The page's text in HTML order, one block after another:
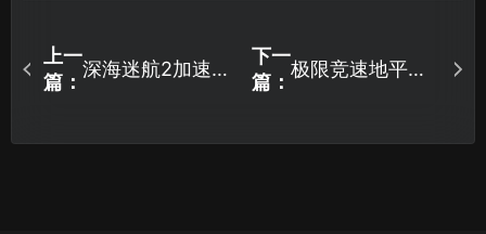
上一
篇：
深海迷航2加速器
网络难题！
下一
篇：
极限竞速地平线6